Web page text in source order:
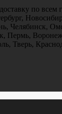
по всем
Челябинск,
Пермь,
Тверь,